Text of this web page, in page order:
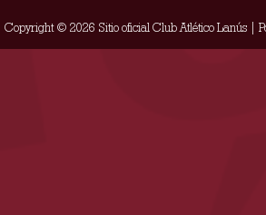
Copyright © 2026 Sitio oficial Club Atlético Lanús |